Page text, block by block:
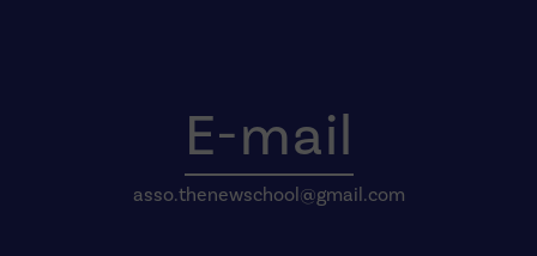
E-mail
asso.thenewschool@gmail.com